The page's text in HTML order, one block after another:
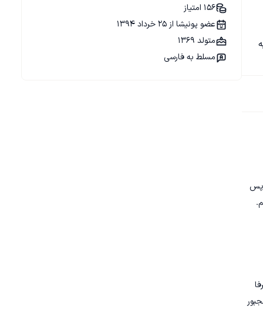
پس
صرفا
رو مجبور
156 امتیاز
عضو پونیشا از 25 خرداد 1394
متولد 1369
مسلط به فارسی